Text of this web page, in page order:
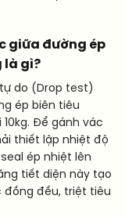
giữa đường ép
là gì?
do (Drop test)
ép biên tiêu
Để gánh vác
thiết lập nhiệt độ
ép nhiệt lên
tiết diện này tạo
đồng đều, triệt tiêu